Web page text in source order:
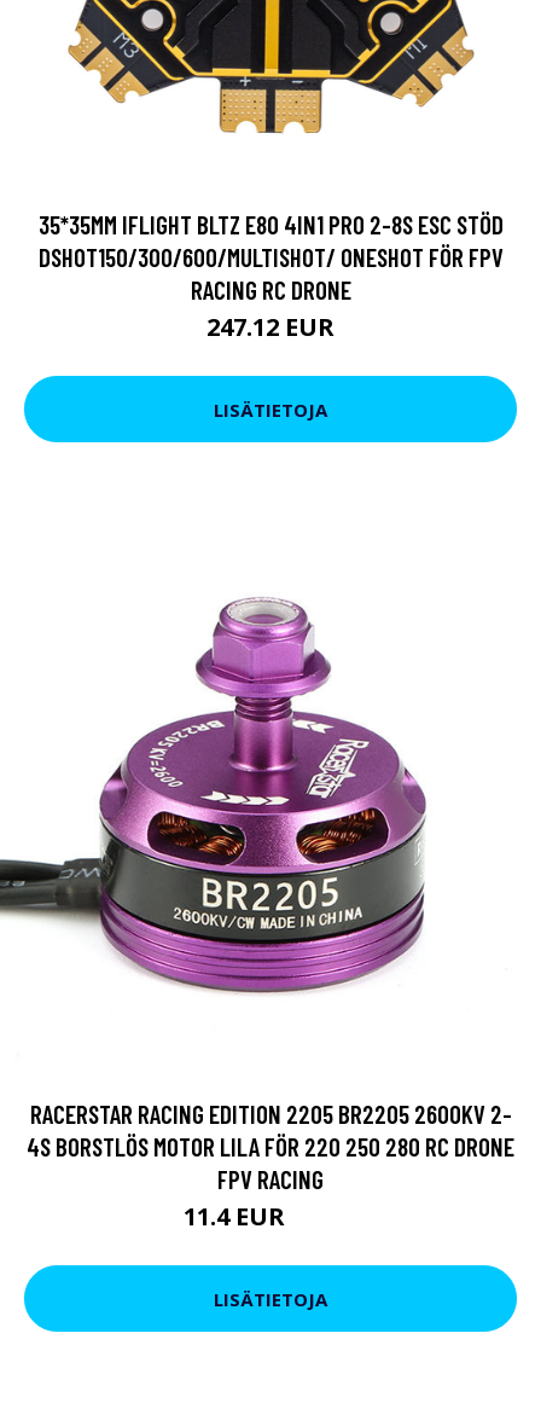
35*35MM IFLIGHT BLTZ E80 4IN1 PRO 2-8S ESC STÖD
DSHOT150/300/600/MULTISHOT/ ONESHOT FÖR FPV
RACING RC DRONE
247.12 EUR
LISÄTIETOJA
RACERSTAR RACING EDITION 2205 BR2205 2600KV 2-
4S BORSTLÖS MOTOR LILA FÖR 220 250 280 RC DRONE
FPV RACING
11.4 EUR
LISÄTIETOJA